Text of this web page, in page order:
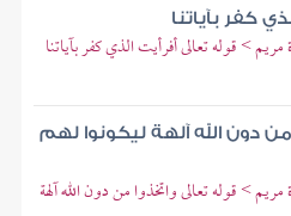
كفر بآياتنا
> قوله تعالى أفرأيت الذي كفر بآياتنا
دون الله آلهة ليكونوا لهم
> قوله تعالى واتخذوا من دون الله آلهة